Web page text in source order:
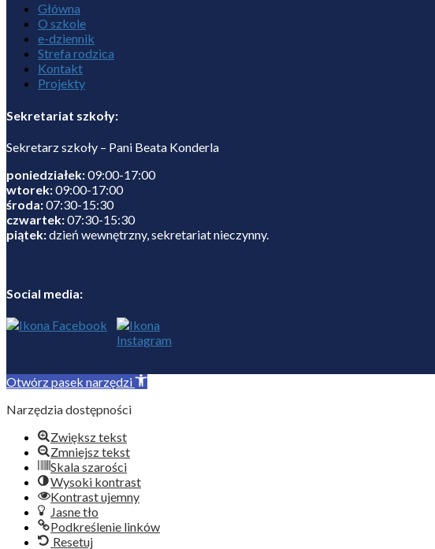
Główna
O szkole
e-dziennik
Strefa rodzica
Kontakt
Projekty
Sekretariat szkoły:
Sekretarz szkoły – Pani Beata Konderla
poniedziałek:09:00-17:00
wtorek:09:00-17:00
środa:07:30-15:30
czwartek:07:30-15:30
piątek:dzień wewnętrzny, sekretariat nieczynny.
Social media:
Otwórz pasek narzędzi
Narzędzia dostępności
Zwiększ tekst
Zmniejsz tekst
Skala szarości
Wysoki kontrast
Kontrast ujemny
Jasne tło
Podkreślenie linków
Resetuj